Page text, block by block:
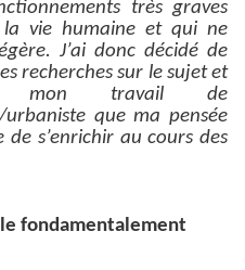
très graves
vie humaine et qui ne
J’ai donc décidé de
recherches sur le sujet et
mon travail de
que ma pensée
de s’enrichir au cours des
fondamentalement